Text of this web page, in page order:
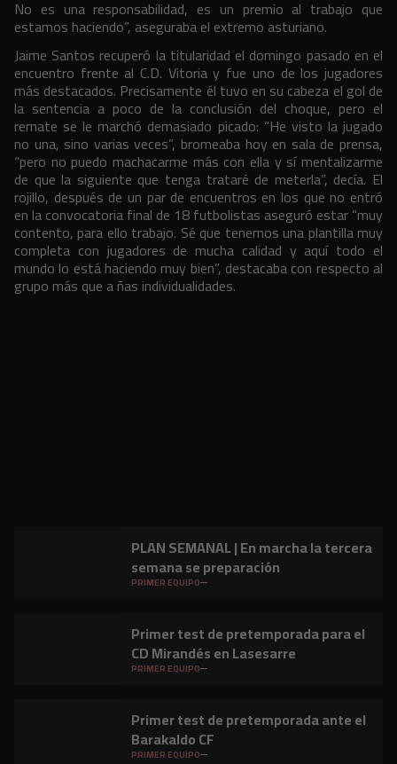
No es una responsabilidad, es un premio al trabajo que
estamos haciendo”, aseguraba el extremo asturiano.
Jaime Santos recuperó la titularidad el domingo pasado en el
encuentro frente al C.D. Vitoria y fue uno de los jugadores
más destacados. Precisamente él tuvo en su cabeza el gol de
la sentencia a poco de la conclusión del choque, pero el
remate se le marchó demasiado picado: “He visto la jugado
no una, sino varias veces”, bromeaba hoy en sala de prensa,
“pero no puedo machacarme más con ella y sí mentalizarme
de que la siguiente que tenga trataré de meterla”, decía. El
rojillo, después de un par de encuentros en los que no entró
en la convocatoria final de 18 futbolistas aseguró estar “muy
contento, para ello trabajo. Sé que tenemos una plantilla muy
completa con jugadores de mucha calidad y aquí todo el
mundo lo está haciendo muy bien”, destacaba con respecto al
grupo más que a ñas individualidades.
PLAN SEMANAL | En marcha la tercera
semana se preparación
PRIMER EQUIPO
Primer test de pretemporada para el
CD Mirandés en Lasesarre
PRIMER EQUIPO
Primer test de pretemporada ante el
Barakaldo CF
PRIMER EQUIPO